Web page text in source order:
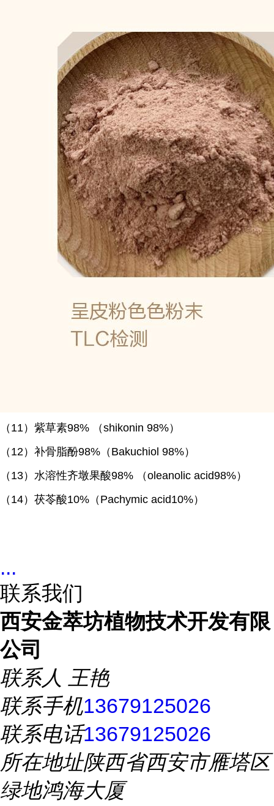
（ 11）紫草素98% （shikonin 98%）
（ 12）补骨脂酚98%（Bakuchiol 98%）
（ 13）水溶性齐墩果酸98% （oleanolic acid98%）
（ 14）茯苓酸10%（Pachymic acid10%）
...
联系我们
西安金萃坊植物技术开发有限
公司
联系人 王艳
联系手机13679125026
联系电话13679125026
所在地址陕西省西安市雁塔区
绿地鸿海大厦